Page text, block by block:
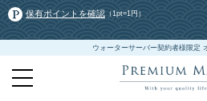
保有ポイントを確認 （1pt=1円）
ウォーターサーバー契約者様限定